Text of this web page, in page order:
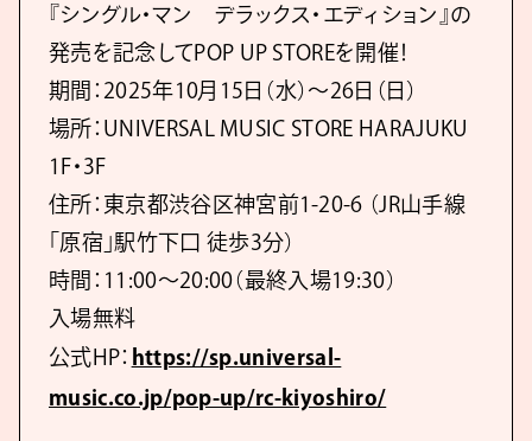
『シングル・マン デラックス・エディション』の
発売を記念してPOP UP STOREを開催！
期間：2025年10月15日（水）～26日（日）
場所：UNIVERSAL MUSIC STORE HARAJUKU
1F・3F
住所：東京都渋谷区神宮前1-20-6 （JR山手線
「原宿」駅竹下口 徒歩3分）
時間：11:00～20:00（最終入場19:30）
入場無料
公式HP： https://sp.universal-
music.co.jp/pop-up/rc-kiyoshiro/